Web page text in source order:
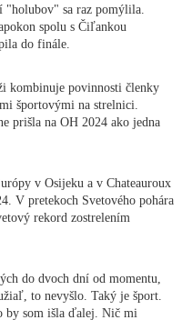
"holubov" sa raz pomýlila.
spolu s Čiľankou
do finále.
kombinuje povinnosti členky
športovými na strelnici.
prišla na OH 2024 ako jedna
v Osijeku a v Chateauroux
V pretekoch Svetového pohára
rekord zostrelením
do dvoch dní od momentu,
to nevyšlo. Taký je šport.
by som išla ďalej. Nič mi